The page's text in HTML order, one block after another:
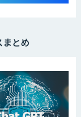
とめ